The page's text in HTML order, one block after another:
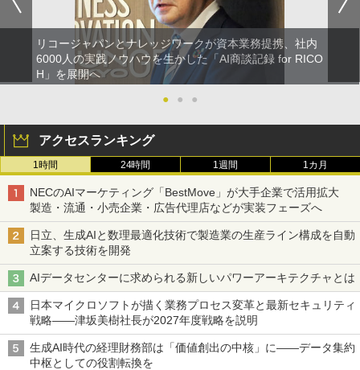
リコージャパンとナレッジワークが資本業務提携、社内
6000人の実践ノウハウを生かした「AI商談記録 for RICO
H」を展開へ
●
● ●
アクセスランキング
1時間 24時間 1週間 1カ月
NECのAIマーケティング「BestMove」が大手企業で活用拡大
製造・流通・小売企業・広告代理店などが実装フェーズへ
日立、生成AIと数理最適化技術で製造業の生産ライン構成を自動
立案する技術を開発
AIデータセンターに求められる新しいパワーアーキテクチャとは
日本マイクロソフトが描く業務プロセス変革と最新セキュリティ
戦略――津坂美樹社長が2027年度戦略を説明
生成AI時代の経理財務部は「価値創出の中核」に――データ集約
中枢としての役割転換を